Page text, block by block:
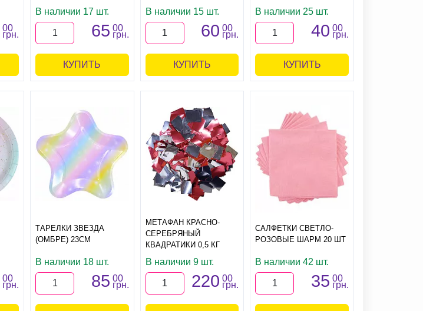
00
грн.
В наличии 17 шт.
65 00
грн.
КУПИТЬ
В наличии 15 шт.
60 00
грн.
КУПИТЬ
В наличии 25 шт.
40 00
грн.
КУПИТЬ
00
грн.
ТАРЕЛКИ ЗВЕЗДА
(ОМБРЕ) 23СМ
В наличии 18 шт.
85 00
грн.
МЕТАФАН КРАСНО-
СЕРЕБРЯНЫЙ
КВАДРАТИКИ 0,5 КГ
В наличии 9 шт.
220 00
грн.
САЛФЕТКИ СВЕТЛО-
РОЗОВЫЕ ШАРМ 20 ШТ
В наличии 42 шт.
35 00
грн.